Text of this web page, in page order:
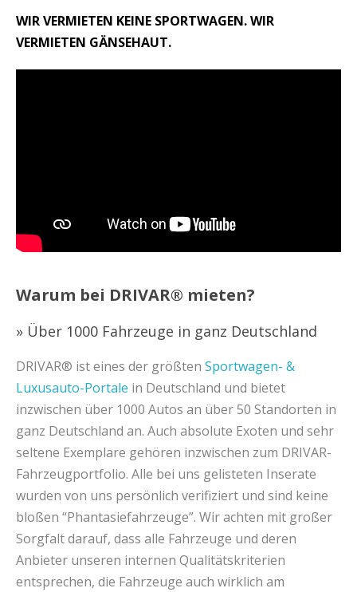
WIR VERMIETEN KEINE SPORTWAGEN. WIR
VERMIETEN GÄNSEHAUT.
Warum bei DRIVAR® mieten?
» Über 1000 Fahrzeuge in ganz Deutschland
DRIVAR® ist eines der größten Sportwagen- &
Luxusauto-Portale in Deutschland und bietet
inzwischen über 1000 Autos an über 50 Standorten in
ganz Deutschland an. Auch absolute Exoten und sehr
seltene Exemplare gehören inzwischen zum DRIVAR-
Fahrzeugportfolio. Alle bei uns gelisteten Inserate
wurden von uns persönlich verifiziert und sind keine
bloßen “Phantasiefahrzeuge”. Wir achten mit großer
Sorgfalt darauf, dass alle Fahrzeuge und deren
Anbieter unseren internen Qualitätskriterien
entsprechen, die Fahrzeuge auch wirklich am